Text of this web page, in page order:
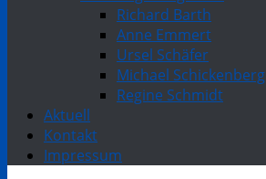
Richard Barth
Anne Emmert
Ursel Schäfer
Michael Schickenberg
Regine Schmidt
Aktuell
Kontakt
Impressum